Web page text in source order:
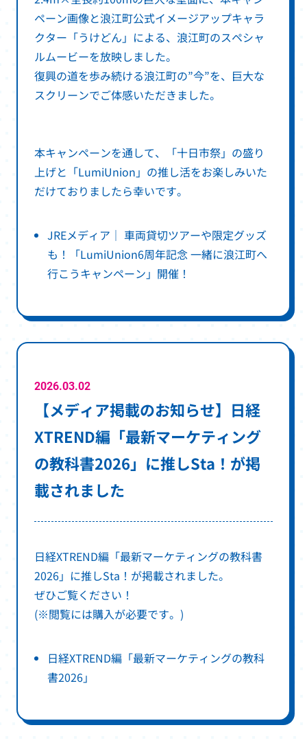
ペーン画像と浪江町公式イメージアップキャラ
クター「うけどん」による、浪江町のスペシャ
ルムービーを放映しました。
復興の道を歩み続ける浪江町の”今”を、巨大な
スクリーンでご体感いただきました。
本キャンペーンを通して、「十日市祭」の盛り
上げと「LumiUnion」の推し活をお楽しみいた
だけておりましたら幸いです。
JREメディア｜ 車両貸切ツアーや限定グッズ
も！「LumiUnion6周年記念 一緒に浪江町へ
行こうキャンペーン」開催！
開
き
ま
す
2026.03.02
【メディア掲載のお知らせ】日経
XTREND編「最新マーケティング
の教科書2026」に推しSta！が掲
載されました
日経XTREND編「最新マーケティングの教科書
2026」に推しSta！が掲載されました。
ぜひご覧ください！
(※閲覧には購入が必要です。)
日経XTREND編「最新マーケティングの教科
書2026」